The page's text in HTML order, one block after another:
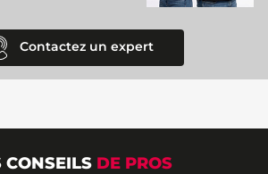
Contactez un expert
CONSEILS DE PROS